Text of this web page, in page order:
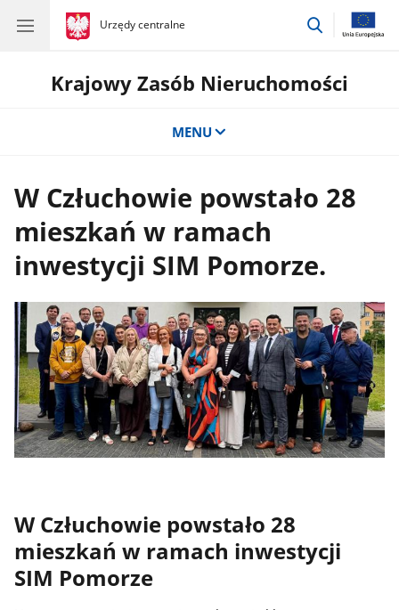
gov.pl
Urzędy centralne
gov.pl
Urzędy
przejdź
Krajowy Zasób Nieruchomości
MENU
W Człuchowie powstało 28
mieszkań w ramach
inwestycji SIM Pomorze.
W Człuchowie powstało 28
mieszkań w ramach inwestycji
SIM Pomorze